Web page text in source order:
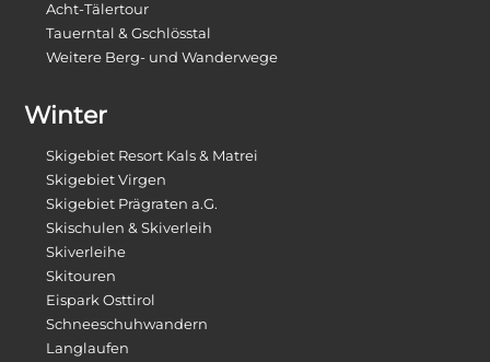
Acht-Tälertour
Tauerntal & Gschlösstal
Weitere Berg- und Wanderwege
Winter
Skigebiet Resort Kals & Matrei
Skigebiet Virgen
Skigebiet Prägraten a.G.
Skischulen & Skiverleih
Skiverleihe
Skitouren
Eispark Osttirol
Schneeschuhwandern
Langlaufen